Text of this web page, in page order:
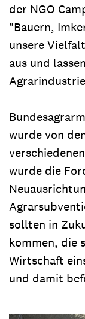
der NGO
"Bauern,
unsere
aus und
wurde von
wurde die
sollten in
kommen, die
Wirtschaft
und damit